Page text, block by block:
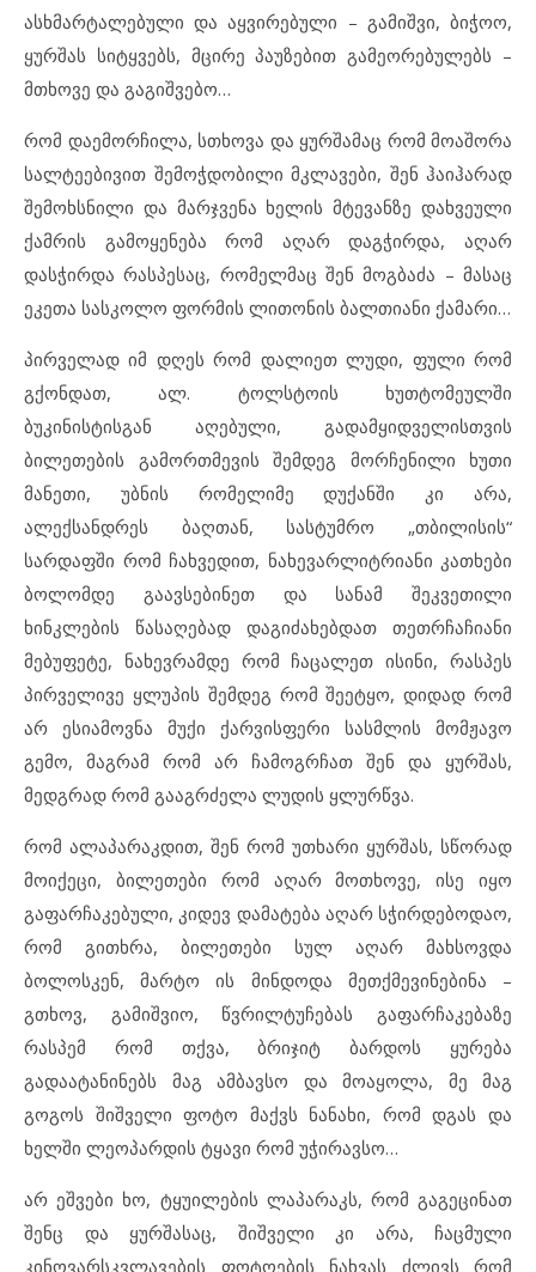
ასხმარტალებული და აყვირებული – გამიშვი, ბიჭოო,
ყურშას სიტყვებს, მცირე პაუზებით გამეორებულებს –
მთხოვე და გაგიშვებო…
რომ დაემორჩილა, სთხოვა და ყურშამაც რომ მოაშორა
სალტეებივით შემოჭდობილი მკლავები, შენ ჰაიჰარად
შემოხსნილი და მარჯვენა ხელის მტევანზე დახვეული
ქამრის გამოყენება რომ აღარ დაგჭირდა, აღარ
დასჭირდა რასპესაც, რომელმაც შენ მოგბაძა – მასაც
ეკეთა სასკოლო ფორმის ლითონის ბალთიანი ქამარი…
პირველად იმ დღეს რომ დალიეთ ლუდი, ფული რომ
გქონდათ, ალ. ტოლსტოის ხუთტომეულში
ბუკინისტისგან აღებული, გადამყიდველისთვის
ბილეთების გამორთმევის შემდეგ მორჩენილი ხუთი
მანეთი, უბნის რომელიმე დუქანში კი არა,
ალექსანდრეს ბაღთან, სასტუმრო „თბილისის“
სარდაფში რომ ჩახვედით, ნახევარლიტრიანი კათხები
ბოლომდე გაავსებინეთ და სანამ შეკვეთილი
ხინკლების წასაღებად დაგიძახებდათ თეთრჩაჩიანი
მებუფეტე, ნახევრამდე რომ ჩაცალეთ ისინი, რასპეს
პირველივე ყლუპის შემდეგ რომ შეეტყო, დიდად რომ
არ ესიამოვნა მუქი ქარვისფერი სასმლის მომჟავო
გემო, მაგრამ რომ არ ჩამოგრჩათ შენ და ყურშას,
მედგრად რომ გააგრძელა ლუდის ყლურწვა.
რომ ალაპარაკდით, შენ რომ უთხარი ყურშას, სწორად
მოიქეცი, ბილეთები რომ აღარ მოთხოვე, ისე იყო
გაფარჩაკებული, კიდევ დამატება აღარ სჭირდებოდაო,
რომ გითხრა, ბილეთები სულ აღარ მახსოვდა
ბოლოსკენ, მარტო ის მინდოდა მეთქმევინებინა –
გთხოვ, გამიშვიო, წვრილტუჩებას გაფარჩაკებაზე
რასპემ რომ თქვა, ბრიჯიტ ბარდოს ყურება
გადაატანინებს მაგ ამბავსო და მოაყოლა, მე მაგ
გოგოს შიშველი ფოტო მაქვს ნანახი, რომ დგას და
ხელში ლეოპარდის ტყავი რომ უჭირავსო…
არ ეშვები ხო, ტყუილების ლაპარაკს, რომ გაგეცინათ
შენც და ყურშასაც, შიშველი კი არა, ჩაცმული
კინოვარსკვლავების ფოტოების ნახვას ძლივს რომ